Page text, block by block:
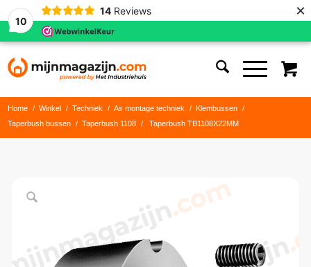
10
14 Reviews ×
Home / Winkel / Techniek / As montage techniek / Klembussen
/
Taperbush bussen
/ Taperbush 1108 / Taperbush TB1108X22MM